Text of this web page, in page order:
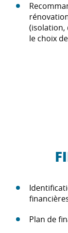
(isolation,
le choix
Plan de